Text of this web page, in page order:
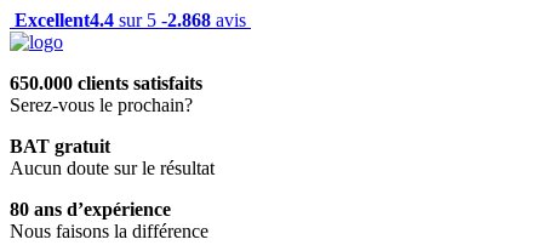
Excellent4.4 sur 5 -2.868 avis
650.000 clients satisfaits
Serez-vous le prochain?
BAT gratuit
Aucun doute sur le résultat
80 ans d’expérience
Nous faisons la différence